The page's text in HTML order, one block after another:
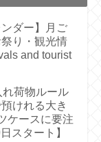
ンダー】月ご
り・観光情
and tourist
荷物ルール
けれる大き
ケースに要注
スタート】